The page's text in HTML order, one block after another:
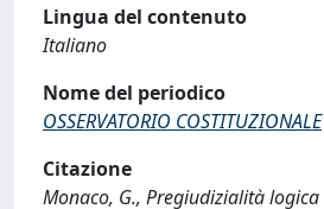
Lingua del contenuto
Italiano
Nome del periodico
OSSERVATORIO COSTITUZIONALE
Citazione
Monaco, G., Pregiudizialità